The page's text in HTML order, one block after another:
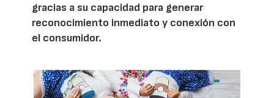
gracias a su capacidad para generar
reconocimiento inmediato y conexión con
el consumidor.